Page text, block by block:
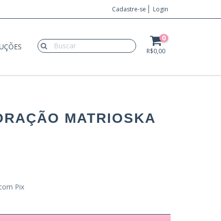
Cadastre-se Login
0
R$0,00
MATRIOSKA
Pix